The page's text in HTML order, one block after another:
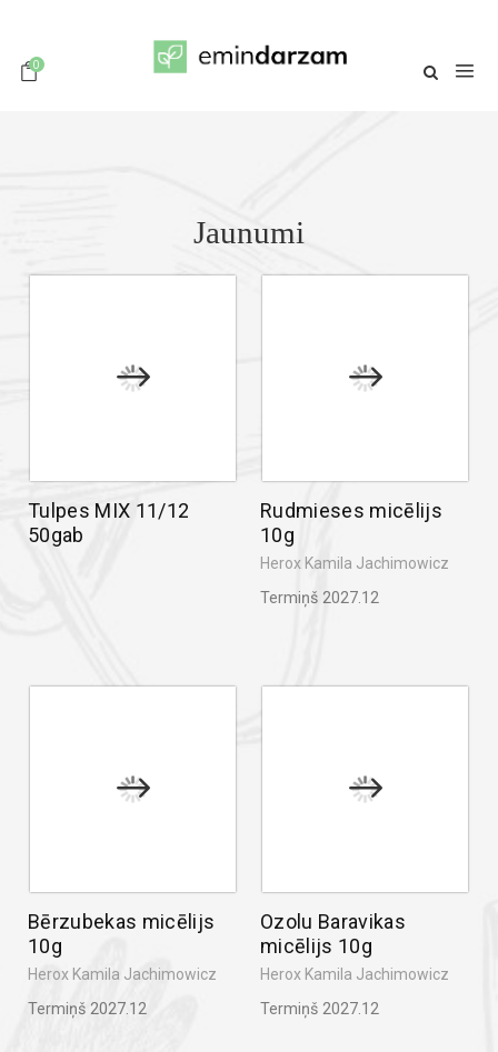
0
Jaunumi
Tulpes MIX 11/12
50gab
Rudmieses micēlijs
10g
Herox Kamila Jachimowicz
Termiņš 2027.12
Bērzubekas micēlijs
10g
Herox Kamila Jachimowicz
Termiņš 2027.12
Ozolu Baravikas
micēlijs 10g
Herox Kamila Jachimowicz
Termiņš 2027.12